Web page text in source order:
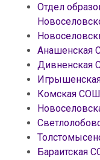
Отдел
Анашенская
Комская
Бараитская